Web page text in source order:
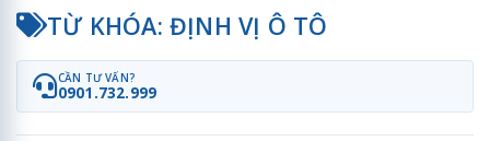
TỪ KHÓA: ĐỊNH VỊ Ô TÔ
CẦN TƯ VẤN?
0901.732.999